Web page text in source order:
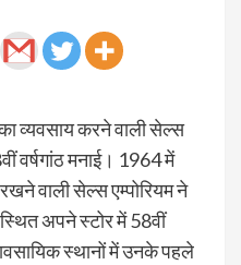
व्यवसाय करने वाली सेल्स
वर्षगांठ मनाई। 1964 में
वाली सेल्स एम्पोरियम ने
अपने स्टोर में 58वीं
स्थानों में उनके पहले